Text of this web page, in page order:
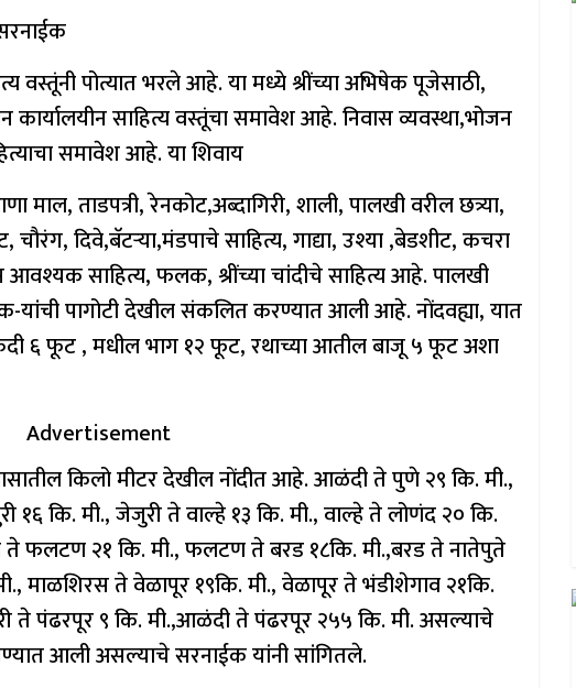
वस्तूंनी पोत्यात भरले आहे. या मध्ये श्रींच्या अभिषेक पूजेसाठी,
कार्यालयीन साहित्य वस्तूंचा समावेश आहे. निवास व्यवस्था,भोजन
समावेश आहे. या शिवाय
माल, ताडपत्री, रेनकोट,अब्दागिरी, शाली, पालखी वरील छत्र्या,
चौरंग, दिवे,बॅटऱ्या,मंडपाचे साहित्य, गाद्या, उश्या ,बेडशीट, कचरा
आवश्यक साहित्य, फलक, श्रींच्या चांदीचे साहित्य आहे. पालखी
यांची पागोटी देखील संकलित करण्यात आली आहे. नोंदवह्या, यात
६ फूट , मधील भाग १२ फूट, रथाच्या आतील बाजू ५ फूट अशा
Advertisement
किलो मीटर देखील नोंदीत आहे. आळंदी ते पुणे २९ कि. मी.,
कि. मी., जेजुरी ते वाल्हे १३ कि. मी., वाल्हे ते लोणंद २० कि.
ते फलटण २१ कि. मी., फलटण ते बरड १८कि. मी.,बरड ते नातेपुते
माळशिरस ते वेळापूर १९कि. मी., वेळापूर ते भंडीशेगाव २१कि.
ते पंढरपूर ९ कि. मी.,आळंदी ते पंढरपूर २५५ कि. मी. असल्याचे
आली असल्याचे सरनाईक यांनी सांगितले.